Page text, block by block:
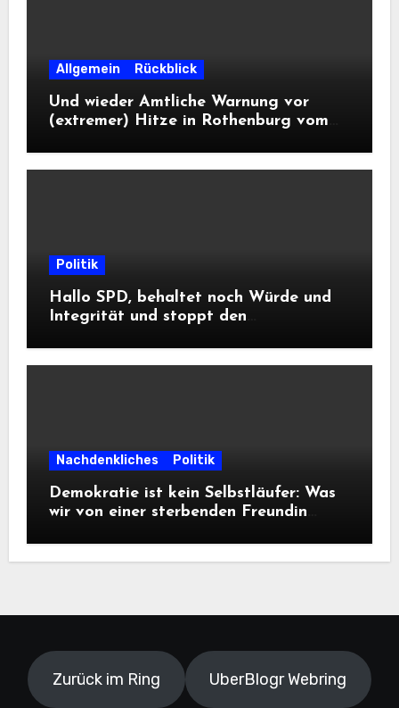
Allgemein Rückblick
Und wieder Amtliche Warnung vor
(extremer) Hitze in Rothenburg vom
Politik
Hallo SPD, behaltet noch Würde und
Integrität und stoppt den
Informationsfreiheit!
Nachdenkliches Politik
Demokratie ist kein Selbstläufer: Was
wir von einer sterbenden Freundin
Zurück im Ring UberBlogr Webring